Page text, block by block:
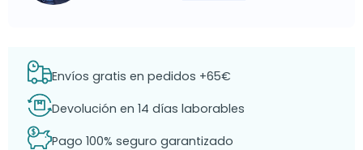
Envíos gratis en pedidos +65€
Devolución en 14 días laborables
Pago 100% seguro garantizado